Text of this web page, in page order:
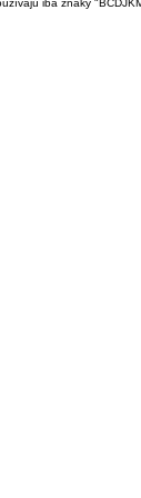
iba znaky